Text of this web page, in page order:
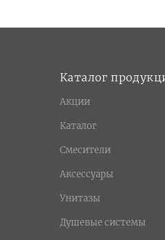
Каталог
Акции
Каталог
Смесители
Аксессуары
Унитазы
Душевые системы